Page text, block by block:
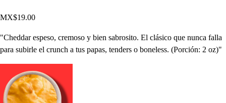
MX$19.00
"Cheddar espeso, cremoso y bien sabrosito. El clásico que nunca falla
para subirle el crunch a tus papas, tenders o boneless. (Porción: 2 oz)"